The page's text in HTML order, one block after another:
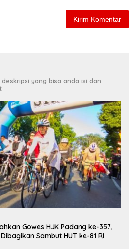
yang bisa anda isi dan
Gowes HJK Padang ke-357,
Sambut HUT ke-81 RI